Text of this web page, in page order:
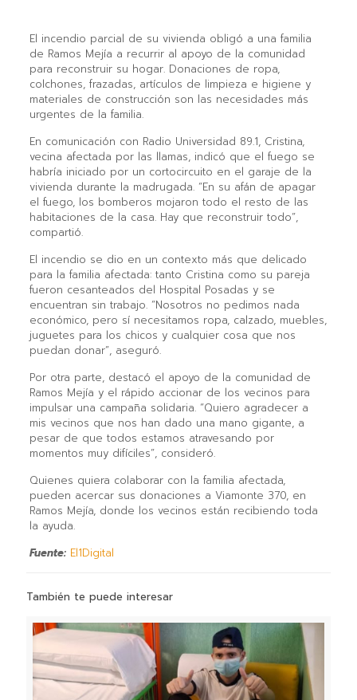
El incendio parcial de su vivienda obligó a una familia
de Ramos Mejía a recurrir al apoyo de la comunidad
para reconstruir su hogar. Donaciones de ropa,
colchones, frazadas, artículos de limpieza e higiene y
materiales de construcción son las necesidades más
urgentes de la familia.
En comunicación con Radio Universidad 89.1, Cristina,
vecina afectada por las llamas, indicó que el fuego se
habría iniciado por un cortocircuito en el garaje de la
vivienda durante la madrugada. “En su afán de apagar
el fuego, los bomberos mojaron todo el resto de las
habitaciones de la casa. Hay que reconstruir todo”,
compartió.
El incendio se dio en un contexto más que delicado
para la familia afectada: tanto Cristina como su pareja
fueron cesanteados del Hospital Posadas y se
encuentran sin trabajo. “Nosotros no pedimos nada
económico, pero sí necesitamos ropa, calzado, muebles,
juguetes para los chicos y cualquier cosa que nos
puedan donar”, aseguró.
Por otra parte, destacó el apoyo de la comunidad de
Ramos Mejía y el rápido accionar de los vecinos para
impulsar una campaña solidaria. “Quiero agradecer a
mis vecinos que nos han dado una mano gigante, a
pesar de que todos estamos atravesando por
momentos muy difíciles”, consideró.
Quienes quiera colaborar con la familia afectada,
pueden acercar sus donaciones a Viamonte 370, en
Ramos Mejía, donde los vecinos están recibiendo toda
la ayuda.
Fuente: El1Digital
También te puede interesar